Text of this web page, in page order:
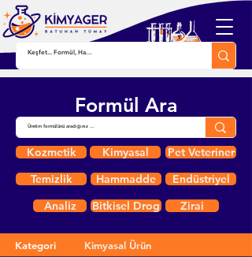
Formül Ara
Kozmetik Kimyasal
Pet Veteriner
Temizlik
Hammadde
Endüstriyel
Analiz
Bitkisel Drog Zirai
Kategori
Kimyasal Ürün